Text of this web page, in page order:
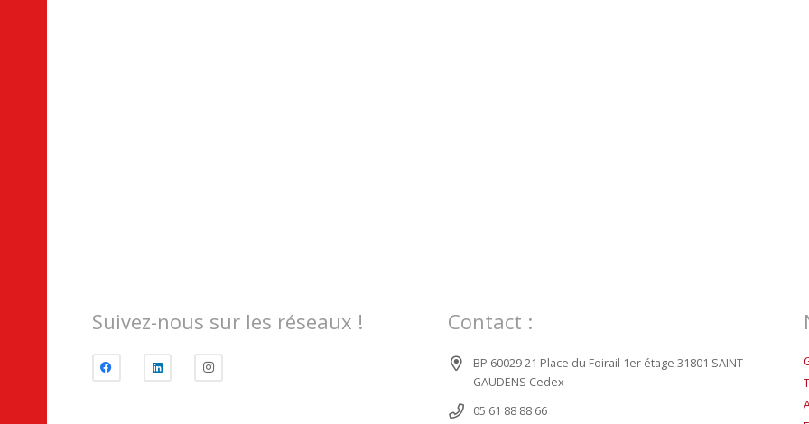
Suivez-nous sur les réseaux ! Contact :
BP 60029 21 Place du Foirail 1er étage 31801 SAINT-
GAUDENS Cedex
05 61 88 88 66